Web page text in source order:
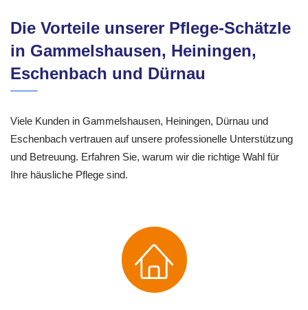
Die Vorteile unserer Pflege-Schätzle
in Gammelshausen, Heiningen,
Eschenbach und Dürnau
Viele Kunden in Gammelshausen, Heiningen, Dürnau und
Eschenbach vertrauen auf unsere professionelle Unterstützung
und Betreuung. Erfahren Sie, warum wir die richtige Wahl für
Ihre häusliche Pflege sind.